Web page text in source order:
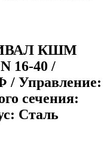
КШМ
16-40 /
/ Управление:
сечения:
Сталь